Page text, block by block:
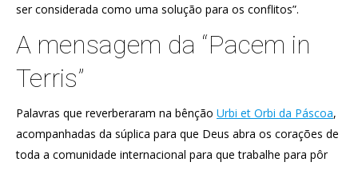
ser considerada como uma solução para os conflitos”.
A mensagem da “Pacem in
Terris”
Palavras que reverberaram na bênção Urbi et Orbi da Páscoa,
acompanhadas da súplica para que Deus abra os corações de
toda a comunidade internacional para que trabalhe para pôr